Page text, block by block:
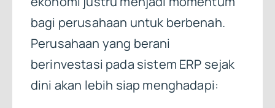
bagi perusahaan untuk berbenah.
Perusahaan yang berani
berinvestasi pada sistem ERP sejak
dini akan lebih siap menghadapi: